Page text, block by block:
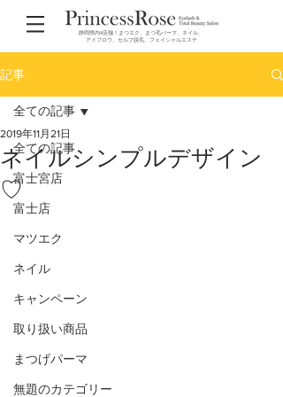
静岡県内4店舗！まつエク、まつ毛パーマ、ネイル、
アイブロウ、セルフ脱毛、フェイシャルエステ
記事
全ての記事
富士宮店
富士店
マツエク
ネイル
キャンペーン
取り扱い商品
まつげパーマ
無題のカテゴリー
全ての記事
ネイルシンプルデザイン
♡
2019年11月21日